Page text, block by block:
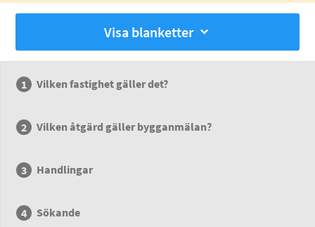
Visa blanketter
Vilken fastighet gäller det?
Vilken åtgärd gäller bygganmälan?
Handlingar
Sökande